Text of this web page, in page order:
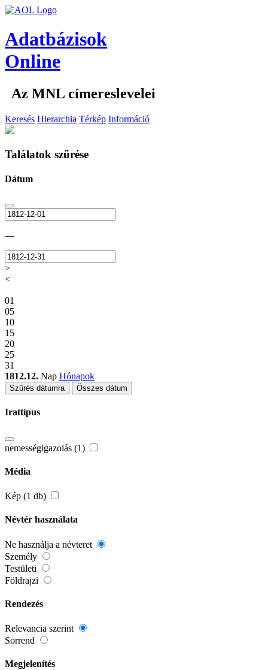
Adatbázisok
Online
Az MNL címereslevelei
Keresés Hierarchia Térkép Információ
Találatok szűrése
Dátum
—
>
<
01
05
10
15
20
25
31
1812.12. Nap Hónapok
Szűrés dátumra Összes dátum
Irattípus
nemességigazolás (1)
Média
Kép (1 db)
Névtér használata
Ne használja a névteret
Személy
Testületi
Földrajzi
Rendezés
Relevancia szerint
Sorrend
Megjelenítés